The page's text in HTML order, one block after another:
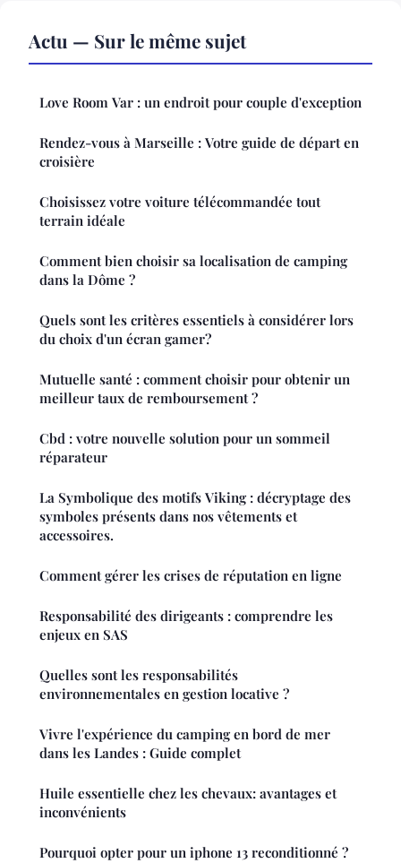
Actu — Sur le même sujet
Love Room Var : un endroit pour couple d'exception
Rendez-vous à Marseille : Votre guide de départ en
croisière
Choisissez votre voiture télécommandée tout
terrain idéale
Comment bien choisir sa localisation de camping
dans la Dôme ?
Quels sont les critères essentiels à considérer lors
du choix d'un écran gamer?
Mutuelle santé : comment choisir pour obtenir un
meilleur taux de remboursement ?
Cbd : votre nouvelle solution pour un sommeil
réparateur
La Symbolique des motifs Viking : décryptage des
symboles présents dans nos vêtements et
accessoires.
Comment gérer les crises de réputation en ligne
Responsabilité des dirigeants : comprendre les
enjeux en SAS
Quelles sont les responsabilités
environnementales en gestion locative ?
Vivre l'expérience du camping en bord de mer
dans les Landes : Guide complet
Huile essentielle chez les chevaux: avantages et
inconvénients
Pourquoi opter pour un iphone 13 reconditionné ?